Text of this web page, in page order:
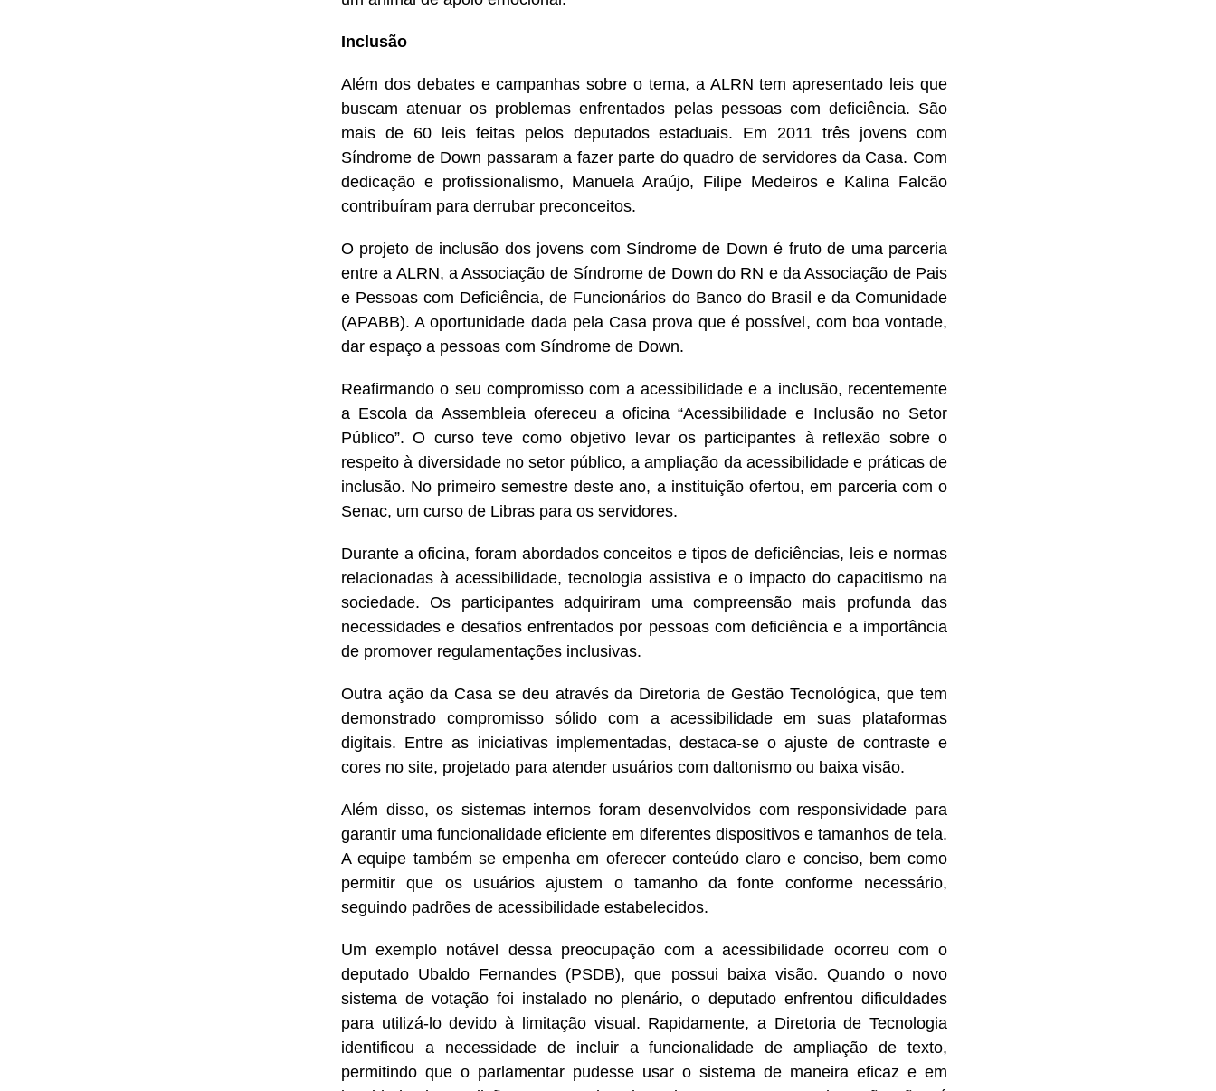
Inclusão
Além dos debates e campanhas sobre o tema, a ALRN tem apresentado leis que
buscam atenuar os problemas enfrentados pelas pessoas com deficiência. São
mais de 60 leis feitas pelos deputados estaduais. Em 2011 três jovens com
Síndrome de Down passaram a fazer parte do quadro de servidores da Casa. Com
dedicação e profissionalismo, Manuela Araújo, Filipe Medeiros e Kalina Falcão
contribuíram para derrubar preconceitos.
O projeto de inclusão dos jovens com Síndrome de Down é fruto de uma parceria
entre a ALRN, a Associação de Síndrome de Down do RN e da Associação de Pais
e Pessoas com Deficiência, de Funcionários do Banco do Brasil e da Comunidade
(APABB). A oportunidade dada pela Casa prova que é possível, com boa vontade,
dar espaço a pessoas com Síndrome de Down.
Reafirmando o seu compromisso com a acessibilidade e a inclusão, recentemente
a Escola da Assembleia ofereceu a oficina “Acessibilidade e Inclusão no Setor
Público”. O curso teve como objetivo levar os participantes à reflexão sobre o
respeito à diversidade no setor público, a ampliação da acessibilidade e práticas de
inclusão. No primeiro semestre deste ano, a instituição ofertou, em parceria com o
Senac, um curso de Libras para os servidores.
Durante a oficina, foram abordados conceitos e tipos de deficiências, leis e normas
relacionadas à acessibilidade, tecnologia assistiva e o impacto do capacitismo na
sociedade. Os participantes adquiriram uma compreensão mais profunda das
necessidades e desafios enfrentados por pessoas com deficiência e a importância
de promover regulamentações inclusivas.
Outra ação da Casa se deu através da Diretoria de Gestão Tecnológica, que tem
demonstrado compromisso sólido com a acessibilidade em suas plataformas
digitais. Entre as iniciativas implementadas, destaca-se o ajuste de contraste e
cores no site, projetado para atender usuários com daltonismo ou baixa visão.
Além disso, os sistemas internos foram desenvolvidos com responsividade para
garantir uma funcionalidade eficiente em diferentes dispositivos e tamanhos de tela.
A equipe também se empenha em oferecer conteúdo claro e conciso, bem como
permitir que os usuários ajustem o tamanho da fonte conforme necessário,
seguindo padrões de acessibilidade estabelecidos.
Um exemplo notável dessa preocupação com a acessibilidade ocorreu com o
deputado Ubaldo Fernandes (PSDB), que possui baixa visão. Quando o novo
sistema de votação foi instalado no plenário, o deputado enfrentou dificuldades
para utilizá-lo devido à limitação visual. Rapidamente, a Diretoria de Tecnologia
identificou a necessidade de incluir a funcionalidade de ampliação de texto,
permitindo que o parlamentar pudesse usar o sistema de maneira eficaz e em